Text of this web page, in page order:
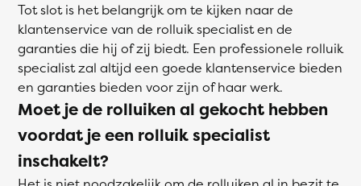
Tot slot is het belangrijk om te kijken naar de
klantenservice van de rolluik specialist en de
garanties die hij of zij biedt. Een professionele rolluik
specialist zal altijd een goede klantenservice bieden
en garanties bieden voor zijn of haar werk.
Moet je de rolluiken al gekocht hebben
voordat je een rolluik specialist
inschakelt?